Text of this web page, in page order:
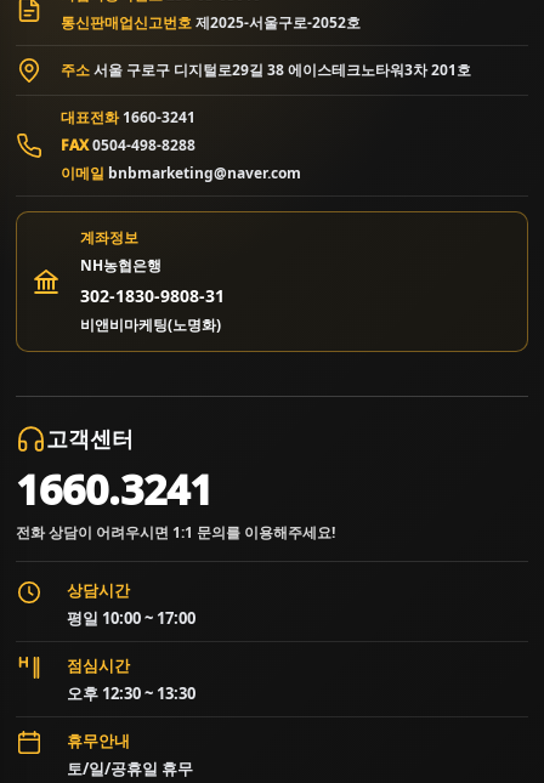
통신판매업신고번호제2025-서울구로-2052호
주소서울 구로구 디지털로29길 38 에이스테크노타워3차 201호
대표전화1660-3241
FAX0504-498-8288
이메일 bnbmarketing@naver.com
계좌정보
NH농협은행
302-1830-9808-31
비앤비마케팅(노명화)
고객센터
1660.3241
전화 상담이 어려우시면 1:1 문의를 이용해주세요!
상담시간
평일 10:00 ~ 17:00
점심시간
오후 12:30 ~ 13:30
휴무안내
토/일/공휴일 휴무